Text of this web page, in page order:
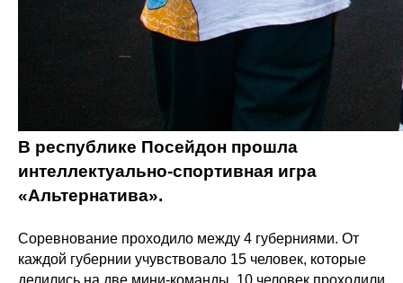
В республике Посейдон прошла
интеллектуально-спортивная игра
«Альтернатива».
Соревнование проходило между 4 губерниями. От
каждой губернии учувствовало 15 человек, которые
делились на две мини-команды. 10 человек проходили